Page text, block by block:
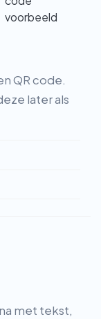
QR code.
later als
met tekst,